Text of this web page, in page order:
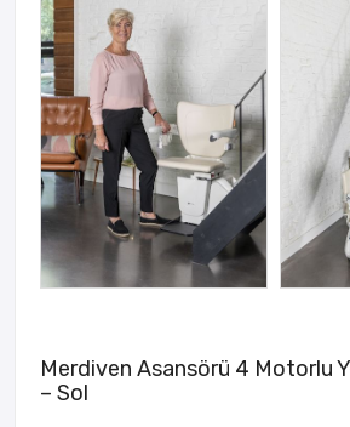
Merdiven Asansörü 4 Motorlu
– Sol